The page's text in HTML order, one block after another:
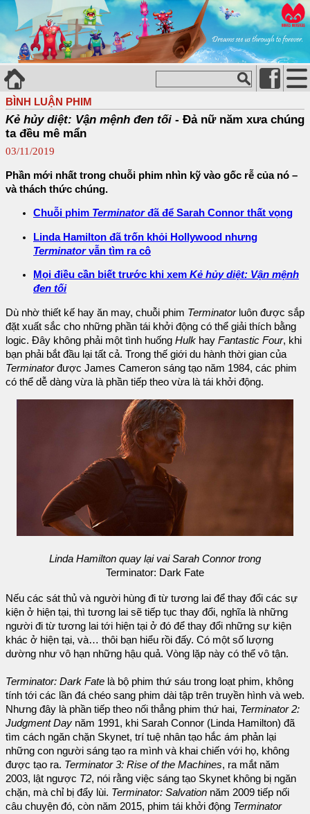
BÌNH LUẬN PHIM
Kẻ hủy diệt: Vận mệnh đen tối - Đả nữ năm xưa chúng
ta đều mê mẩn
03/11/2019
Phần mới nhất trong chuỗi phim nhìn kỹ vào gốc rễ của nó –
và thách thức chúng.
Chuỗi phim Terminatorđã để Sarah Connor thất vọng
Linda Hamilton đã trốn khỏi Hollywood nhưng
Terminatorvẫn tìm ra cô
Mọi điều cần biết trước khi xem Kẻ hủy diệt: Vận mệnh
đen tối
Dù nhờ thiết kế hay ăn may, chuỗi phim Terminatorluôn được sắp
đặt xuất sắc cho những phần tái khởi động có thể giải thích bằng
logic. Đây không phải một tình huống Hulk hay Fantastic Four, khi
bạn phải bắt đầu lại tất cả. Trong thế giới du hành thời gian của
Terminatorđược James Cameron sáng tạo năm 1984, các phim
có thể dễ dàng vừa là phần tiếp theo vừa là tái khởi động.
Linda Hamilton quay lại vai Sarah Connor trong
Terminator: Dark Fate
Nếu các sát thủ và người hùng đi từ tương lai để thay đổi các sự
kiện ở hiện tại, thì tương lai sẽ tiếp tục thay đổi, nghĩa là những
người đi từ tương lai tới hiện tại ở đó để thay đổi những sự kiện
khác ở hiện tại, và… thôi bạn hiểu rồi đấy. Có một số lượng
dường như vô hạn những hậu quả. Vòng lặp này có thể vô tận.
Terminator: Dark Fate là bộ phim thứ sáu trong loạt phim, không
tính tới các lần đá chéo sang phim dài tập trên truyền hình và web.
Nhưng đây là phần tiếp theo nối thẳng phim thứ hai, Terminator 2:
Judgment Day năm 1991, khi Sarah Connor (Linda Hamilton) đã
tìm cách ngăn chặn Skynet, trí tuệ nhân tạo hắc ám phản lại
những con người sáng tạo ra mình và khai chiến với họ, không
được tạo ra. Terminator 3: Rise of the Machines, ra mắt năm
2003, lật ngược T2, nói rằng việc sáng tạo Skynet không bị ngăn
chặn, mà chỉ bị đẩy lùi. Terminator: Salvation năm 2009 tiếp nối
câu chuyện đó, còn năm 2015, phim tái khởi động Terminator